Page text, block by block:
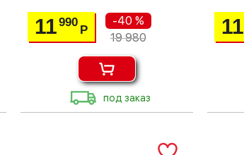
11990
Р
-40 %
19 980
под заказ
11